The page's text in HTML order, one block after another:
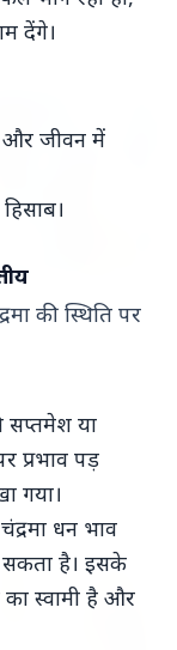
‘नए केरल’
देंगे।
और जीवन में
की स्थिति पर
सप्तमेश या
प्रभाव पड़
गया।
धन भाव
सकता है। इसके
का स्वामी है और